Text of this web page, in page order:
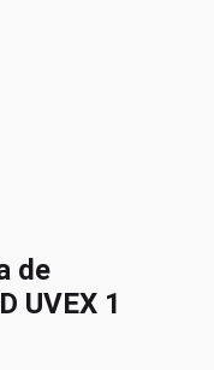
de
UVEX 1